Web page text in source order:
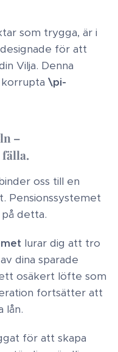
som trygga, är i
för att
Vilja. Denna
korrupta \pi-
–
​.
oss till en
Pensionssystemet
detta.
lurar dig att tro
dina sparade
osäkert löfte som
fortsätter att
för att skapa